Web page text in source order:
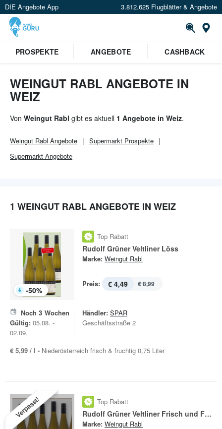
DIE Angebote App 3.812.625 Flugblätter & Angebote
PROSPEKTE
ANGEBOTE CASHBACK
WEINGUT RABL ANGEBOTE IN
WEIZ
Von Weingut Rabl gibt es aktuell 1 Angebote in Weiz.
Weingut Rabl Angebote Supermarkt Prospekte
Supermarkt Angebote
1 WEINGUT RABL ANGEBOTE IN WEIZ
-50%
Top Rabatt
Rudolf Grüner Veltliner Löss
Marke: Weingut Rabl
Preis: € 4,49 € 8,99
Noch 3 Wochen
Gültig: 05.08. -
02.09.
Händler: SPAR
Geschäftsstraße 2
€ 5,99 / l - Niederösterreich frisch & fruchtig 0,75 Liter
Verpasst! Top Rabatt
Rudolf Grüner Veltliner Frisch und Fruchtig
Marke: Weingut Rabl